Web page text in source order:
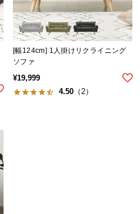
[幅124cm] 1人掛けリクライニング
ソファ
¥19,999
4.50 （2）